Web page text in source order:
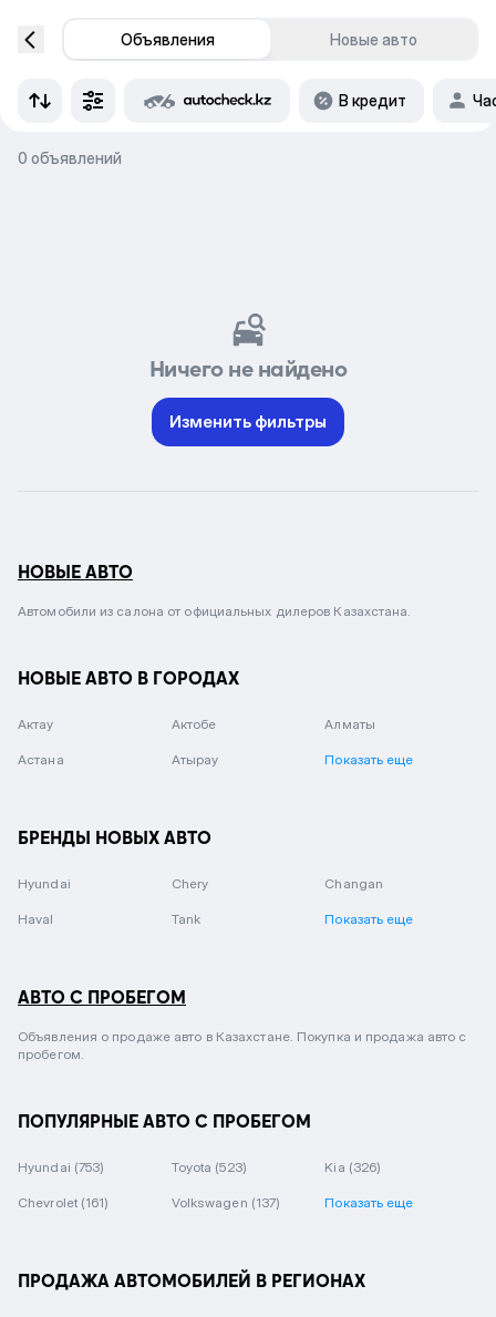
Объявления Новые авто
В кредит
0 объявлений
Ничего не найдено
Изменить фильтры
НОВЫЕ АВТО
Автомобили из салона от официальных дилеров Казахстана.
НОВЫЕ АВТО В ГОРОДАХ
Актау Актобе Алматы
Астана Атырау Показать еще
БРЕНДЫ НОВЫХ АВТО
Hyundai Chery Changan
Haval Tank Показать еще
АВТО С ПРОБЕГОМ
Объявления о продаже авто в Казахстане. Покупка и продажа авто с
пробегом.
ПОПУЛЯРНЫЕ АВТО С ПРОБЕГОМ
Hyundai (753) Toyota (523) Kia (326)
Chevrolet (161) Volkswagen (137) Показать еще
ПРОДАЖА АВТОМОБИЛЕЙ В РЕГИОНАХ